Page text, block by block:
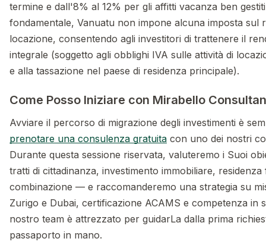
termine e dall'8% al 12% per gli affitti vacanza ben
fondamentale, Vanuatu non impone alcuna imposta sul
locazione, consentendo agli investitori di trattenere il
integrale (soggetto agli obblighi IVA sulle attività di
e alla tassazione nel paese di residenza principale).
Come Posso Iniziare con Mirabello
Avviare il percorso di migrazione degli investimenti è
prenotare una consulenza gratuita con uno dei nostri
Durante questa sessione riservata, valuteremo i Suoi
tratti di cittadinanza, investimento immobiliare,
combinazione — e raccomanderemo una strategia su
Zurigo e Dubai, certificazione ACAMS e competenza in
nostro team è attrezzato per guidarLa dalla prima
passaporto in mano.